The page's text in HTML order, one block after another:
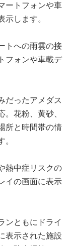
ートフォンや車
します。
トへの雨雲の接
フォンや車載デ
だったアメダス
。花粉、黄砂、
所と時間帯の情
。
熱中症リスクの
イの画面に表示
ンともにドライ
表示された施設